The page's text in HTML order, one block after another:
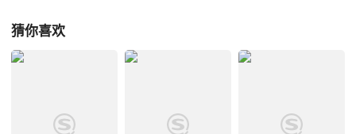
的小伙伴已经越来越不爱看电视，但制作好的网络视频还是很难给人以这
样的欢乐。有道是“无差错不报纸，无口误不电视”，收看电视直播，相比
来说别有一番乐趣。
猜你喜欢